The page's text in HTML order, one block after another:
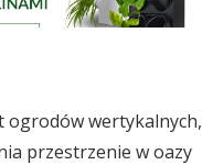
ogrodów wertykalnych,
przestrzenie w oazy